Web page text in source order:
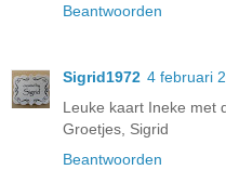
Beantwoorden
Sigrid1972 4 februari
Leuke kaart Ineke met
Groetjes, Sigrid
Beantwoorden